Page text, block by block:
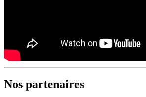
Nos partenaires